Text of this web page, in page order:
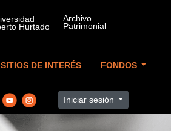
SITIOS DE INTERÉS FONDOS
Iniciar sesión